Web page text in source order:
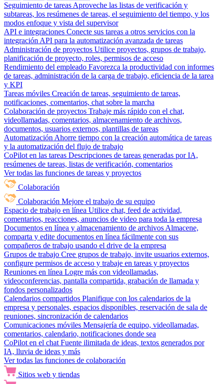
Seguimiento de tareas Aproveche las listas de verificación y
subtareas, los resúmenes de tareas, el seguimiento del tiempo, y los
modos enfoque y vista del supervisor
API e integraciones Conecte sus tareas a otros servicios con la
integración API para la automatización avanzada de tareas
Administración de proyectos Utilice proyectos, grupos de trabajo,
planificación de proyecto, roles, permisos de acceso
Rendimiento del empleado Favorezca la productividad con informes
de tareas, administración de la carga de trabajo, eficiencia de la tarea
y KPI
Tareas móviles Creación de tareas, seguimiento de tareas,
notificaciones, comentarios, chat sobre la marcha
Colaboración de proyectos Trabaje más rápido con el chat,
videollamadas, comentarios, almacenamiento de archivos,
documentos, usuarios externos, plantillas de tareas
Automatización Ahorre tiempo con la creación automática de tareas
y la automatización del flujo de trabajo
CoPilot en las tareas Descripciones de tareas generadas por IA,
resúmenes de tareas, listas de verificación, comentarios
Ver todas las funciones de tareas y proyectos
Colaboración
Colaboración Mejore el trabajo de su equipo
Espacio de trabajo en línea Utilice chat, feed de actividad,
comentarios, reacciones, anuncios de video para toda la empresa
Documentos en línea y almacenamiento de archivos Almacene,
comparta y edite documentos en línea fácilmente con sus
compañeros de trabajo usando el drive de la empresa
Grupos de trabajo Cree grupos de trabajo, invite usuarios externos,
configure permisos de acceso y trabaje en tareas y proyectos
Reuniones en línea Logre más con videollamadas,
videoconferencias, pantalla compartida, grabación de llamada y
fondos personalizados
Calendarios compartidos Planifique con los calendarios de la
empresa y personales, espacios disponibles, reservación de sala de
reuniones, sincronización de calendarios
Comunicaciones móviles Mensajería de equipo, videollamadas,
comentarios, calendario, notificaciones donde sea
CoPilot en el chat Fuente ilimitada de ideas, textos generados por
IA, lluvia de ideas y más
Ver todas las funciones de colaboración
Sitios web y tiendas